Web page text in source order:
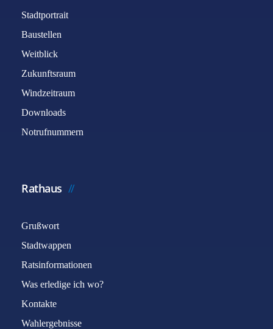
Stadtportrait
Baustellen
Weitblick
Zukunftsraum
Windzeitraum
Downloads
Notrufnummern
Rathaus
Grußwort
Stadtwappen
Ratsinformationen
Was erledige ich wo?
Kontakte
Wahlergebnisse